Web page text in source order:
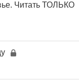
Читать ТОЛЬКО